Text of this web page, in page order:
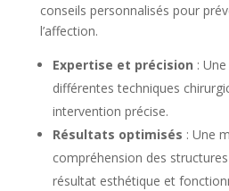
conseils personnalisés pour
l’affection.
Expertise et précision :
différentes techniques
intervention précise.
Résultats optimisés : Une
compréhension des
résultat esthétique et